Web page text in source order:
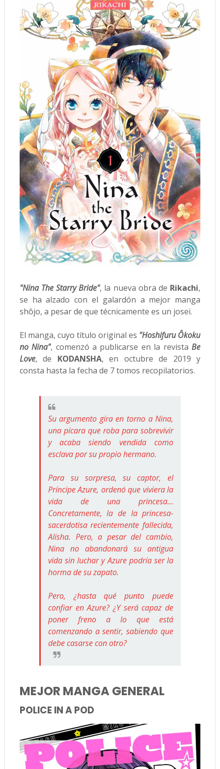
"Nina The Starry Bride", la nueva obra de Rikachi,
se ha alzado con el galardón a mejor manga
shôjo, a pesar de que técnicamente es un josei.
El manga, cuyo título original es "Hoshifuru Ôkoku
no Nina", comenzó a publicarse en la revistaBe
Love, de KODANSHA, en octubre de 2019 y
consta hasta la fecha de 7 tomos recopilatorios.
Su argumento gira en torno a Nina,
una pícara que roba para sobrevivir
y acaba siendo vendida como
esclava por su propio hermano.
Para su sorpresa, su captor, el
Príncipe Azure, ordenó que viviera la
vida de una princesa...
Concretamente, la de la princesa-
sacerdotisa recientemente fallecida,
Alisha. Pero, a pesar del cambio,
Nina no abandonará su antigua
vida sin luchar y Azure podría ser la
horma de su zapato.
Pero, ¿hasta qué punto puede
confiar en Azure? ¿Y será capaz de
poner freno a lo que está
comenzando a sentir, sabiendo que
debe casarse con otro?
MEJOR MANGA GENERAL
POLICE IN A POD